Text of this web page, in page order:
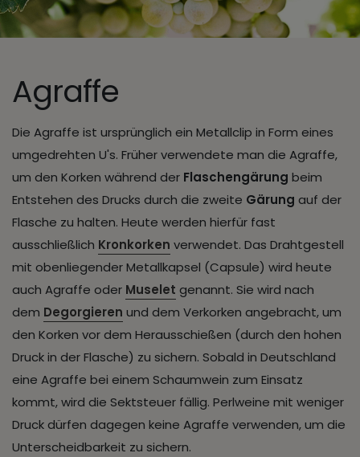
Agraffe
Die Agraffe ist ursprünglich ein Metallclip in Form eines
umgedrehten U's. Früher verwendete man die Agraffe,
um den Korken während der Flaschengärung beim
Entstehen des Drucks durch die zweite Gärung auf der
Flasche zu halten. Heute werden hierfür fast
ausschließlich Kronkorken verwendet. Das Drahtgestell
mit obenliegender Metallkapsel (Capsule) wird heute
auch Agraffe oder Muselet genannt. Sie wird nach
dem Degorgieren und dem Verkorken angebracht, um
den Korken vor dem Herausschießen (durch den hohen
Druck in der Flasche) zu sichern. Sobald in Deutschland
eine Agraffe bei einem Schaumwein zum Einsatz
kommt, wird die Sektsteuer fällig. Perlweine mit weniger
Druck dürfen dagegen keine Agraffe verwenden, um die
Unterscheidbarkeit zu sichern.